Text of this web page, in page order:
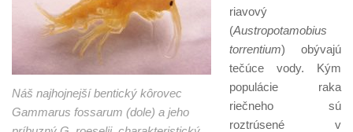
Náš najhojnejší bentický kôrovec
Gammarus fossarum (dole) a jeho
riavový
(Austropotamobius
torrentium) obývajú
tečúce vody. Kým
populácie raka
riečneho sú
roztrúsené v